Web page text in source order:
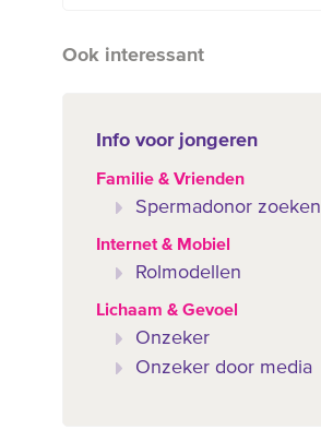
Ook interessant
Info voor jongeren
Familie & Vrienden
Spermadonor zoeken
Internet & Mobiel
Rolmodellen
Lichaam & Gevoel
Onzeker
Onzeker door media